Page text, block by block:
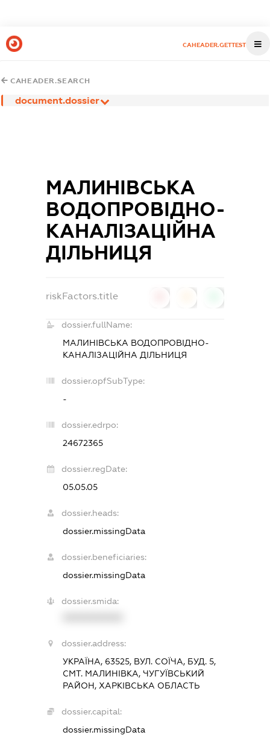
CAHEADER.GETTEST
CAHEADER.SEARCH
document.dossier
МАЛИНІВСЬКА
ВОДОПРОВІДНО-
КАНАЛІЗАЦІЙНА
ДІЛЬНИЦЯ
riskFactors.title
dossier.fullName:
МАЛИНІВСЬКА ВОДОПРОВІДНО-
КАНАЛІЗАЦІЙНА ДІЛЬНИЦЯ
dossier.opfSubType:
-
dossier.edrpo:
24672365
dossier.regDate:
05.05.05
dossier.heads:
dossier.missingData
dossier.beneficiaries:
dossier.missingData
dossier.smida:
dossier.address:
УКРАЇНА, 63525, ВУЛ. СОЇЧА, БУД. 5,
СМТ. МАЛИНІВКА, ЧУГУЇВСЬКИЙ
РАЙОН, ХАРКІВСЬКА ОБЛАСТЬ
dossier.capital:
dossier.missingData